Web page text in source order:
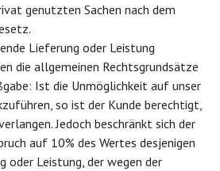
genutzten Sachen nach dem
Lieferung oder Leistung
die allgemeinen Rechtsgrundsätze
Ist die Unmöglichkeit auf unser
so ist der Kunde berechtigt,
Jedoch beschränkt sich der
auf 10% des Wertes desjenigen
oder Leistung, der wegen der